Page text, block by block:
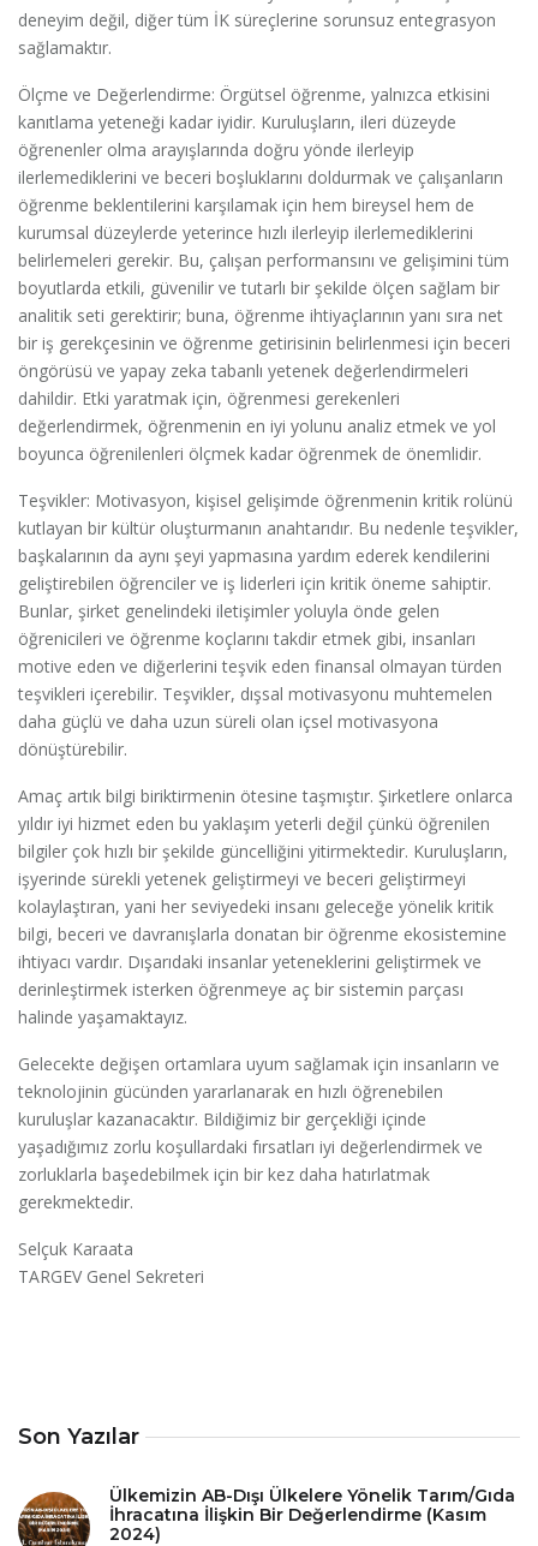
Son Yazılar
Ülkemizin AB-Dışı Ülkelere Yönelik Tarım/Gıda
İhracatına İlişkin Bir Değerlendirme (Kasım
2024)
deneyim değil, diğer tüm İK süreçlerine sorunsuz entegrasyon
sağlamaktır.
Ölçme ve Değerlendirme: Örgütsel öğrenme, yalnızca etkisini
kanıtlama yeteneği kadar iyidir. Kuruluşların, ileri düzeyde
öğrenenler olma arayışlarında doğru yönde ilerleyip
ilerlemediklerini ve beceri boşluklarını doldurmak ve çalışanların
öğrenme beklentilerini karşılamak için hem bireysel hem de
kurumsal düzeylerde yeterince hızlı ilerleyip ilerlemediklerini
belirlemeleri gerekir. Bu, çalışan performansını ve gelişimini tüm
boyutlarda etkili, güvenilir ve tutarlı bir şekilde ölçen sağlam bir
analitik seti gerektirir; buna, öğrenme ihtiyaçlarının yanı sıra net
bir iş gerekçesinin ve öğrenme getirisinin belirlenmesi için beceri
öngörüsü ve yapay zeka tabanlı yetenek değerlendirmeleri
dahildir. Etki yaratmak için, öğrenmesi gerekenleri
değerlendirmek, öğrenmenin en iyi yolunu analiz etmek ve yol
boyunca öğrenilenleri ölçmek kadar öğrenmek de önemlidir.
Teşvikler: Motivasyon, kişisel gelişimde öğrenmenin kritik rolünü
kutlayan bir kültür oluşturmanın anahtarıdır. Bu nedenle teşvikler,
başkalarının da aynı şeyi yapmasına yardım ederek kendilerini
geliştirebilen öğrenciler ve iş liderleri için kritik öneme sahiptir.
Bunlar, şirket genelindeki iletişimler yoluyla önde gelen
öğrenicileri ve öğrenme koçlarını takdir etmek gibi, insanları
motive eden ve diğerlerini teşvik eden finansal olmayan türden
teşvikleri içerebilir. Teşvikler, dışsal motivasyonu muhtemelen
daha güçlü ve daha uzun süreli olan içsel motivasyona
dönüştürebilir.
Amaç artık bilgi biriktirmenin ötesine taşmıştır. Şirketlere onlarca
yıldır iyi hizmet eden bu yaklaşım yeterli değil çünkü öğrenilen
bilgiler çok hızlı bir şekilde güncelliğini yitirmektedir. Kuruluşların,
işyerinde sürekli yetenek geliştirmeyi ve beceri geliştirmeyi
kolaylaştıran, yani her seviyedeki insanı geleceğe yönelik kritik
bilgi, beceri ve davranışlarla donatan bir öğrenme ekosistemine
ihtiyacı vardır. Dışarıdaki insanlar yeteneklerini geliştirmek ve
derinleştirmek isterken öğrenmeye aç bir sistemin parçası
halinde yaşamaktayız.
Gelecekte değişen ortamlara uyum sağlamak için insanların ve
teknolojinin gücünden yararlanarak en hızlı öğrenebilen
kuruluşlar kazanacaktır. Bildiğimiz bir gerçekliği içinde
yaşadığımız zorlu koşullardaki fırsatları iyi değerlendirmek ve
zorluklarla başedebilmek için bir kez daha hatırlatmak
gerekmektedir.
Selçuk Karaata
TARGEV Genel Sekreteri